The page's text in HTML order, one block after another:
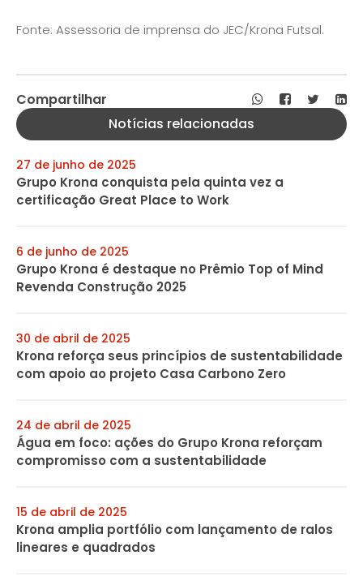
Fonte: Assessoria de imprensa do JEC/Krona Futsal.
Compartilhar
Notícias relacionadas
27 de junho de 2025
Grupo Krona conquista pela quinta vez a
certificação Great Place to Work
6 de junho de 2025
Grupo Krona é destaque no Prêmio Top of Mind
Revenda Construção 2025
30 de abril de 2025
Krona reforça seus princípios de sustentabilidade
com apoio ao projeto Casa Carbono Zero
24 de abril de 2025
Água em foco: ações do Grupo Krona reforçam
compromisso com a sustentabilidade
15 de abril de 2025
Krona amplia portfólio com lançamento de ralos
lineares e quadrados